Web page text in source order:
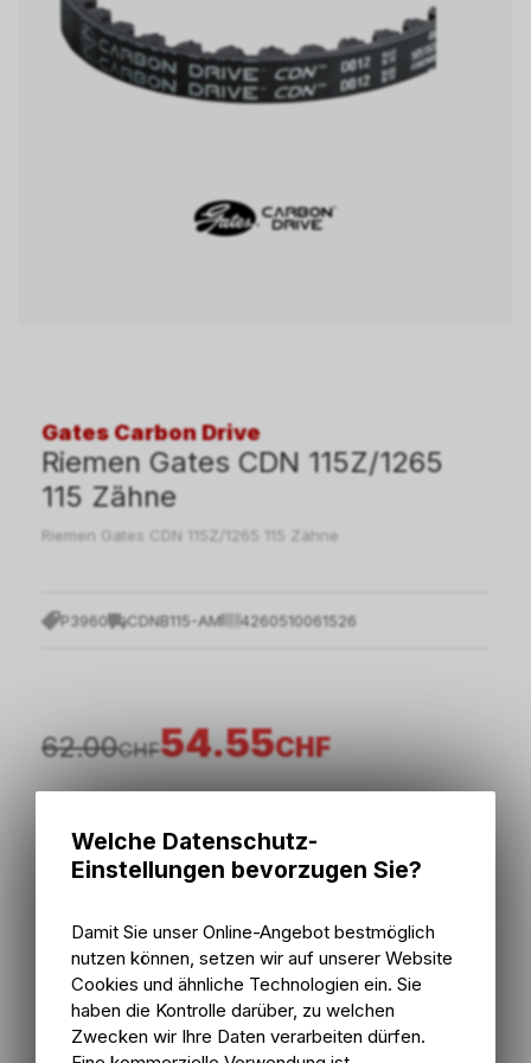
Gates Carbon Drive
Riemen Gates CDN 115Z/1265
115 Zähne
Riemen Gates CDN 115Z/1265 115 Zähne
P3960 CDNB115-AM 4260510061526
54.55CHF
62.00CHF
3 - 6 Tage ab externem Lager
Versand
3 - 6 Tage ab externem Lager
Abholung Bike Zone AG
Welche Datenschutz-
Einstellungen bevorzugen Sie?
Damit Sie unser Online-Angebot bestmöglich
nutzen können, setzen wir auf unserer Website
Cookies und ähnliche Technologien ein. Sie
haben die Kontrolle darüber, zu welchen
Zwecken wir Ihre Daten verarbeiten dürfen.